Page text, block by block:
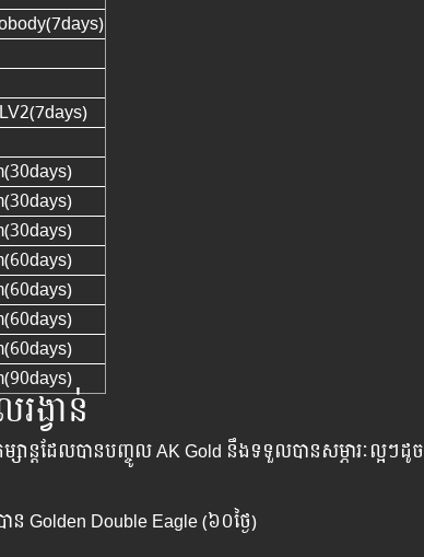
ង្វាន់
សាន្តដែល​បាន​បញ្ចូល​ AK Gold នឹង​ទទួល​បាន​សម្ភារៈល្អៗ​ដូច​
Double Eagle (៦០ថ្ងៃ)